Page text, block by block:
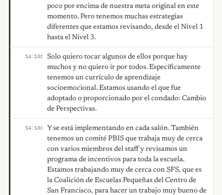
poco por encima de nuestra meta original en este
momento. Pero tenemos muchas estrategias
diferentes que estamos revisando, desde el Nivel 1
hasta el Nivel 3.
14:13C
Solo quiero tocar algunos de ellos porque hay
muchos y no quiero ir por todos. Específicamente
tenemos un currículo de aprendizaje
socioemocional. Estamos usando el que fue
adoptado o proporcionado por el condado: Cambio
de Perspectivas.
14:13C
Y se está implementando en cada salón. También
tenemos un comité PBIS que trabaja muy de cerca
con varios miembros del staff y revisamos un
programa de incentivos para toda la escuela.
Estamos trabajando muy de cerca con SFS, que es
la Coalición de Escuelas Pequeñas del Centro de
San Francisco, para hacer un trabajo muy bueno de